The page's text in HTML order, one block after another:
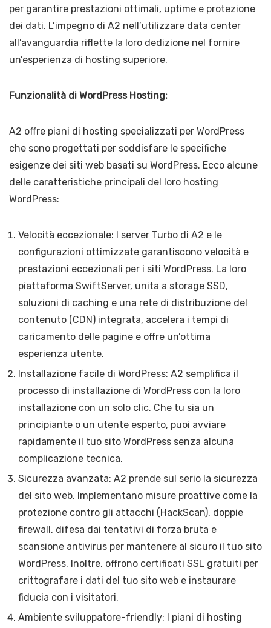
per garantire prestazioni ottimali, uptime e protezione
dei dati. L’impegno di A2 nell’utilizzare data center
all’avanguardia riflette la loro dedizione nel fornire
un’esperienza di hosting superiore.
Funzionalità di WordPress Hosting:
A2 offre piani di hosting specializzati per WordPress
che sono progettati per soddisfare le specifiche
esigenze dei siti web basati su WordPress. Ecco alcune
delle caratteristiche principali del loro hosting
WordPress:
Velocità eccezionale: I server Turbo di A2 e le
configurazioni ottimizzate garantiscono velocità e
prestazioni eccezionali per i siti WordPress. La loro
piattaforma SwiftServer, unita a storage SSD,
soluzioni di caching e una rete di distribuzione del
contenuto (CDN) integrata, accelera i tempi di
caricamento delle pagine e offre un’ottima
esperienza utente.
Installazione facile di WordPress: A2 semplifica il
processo di installazione di WordPress con la loro
installazione con un solo clic. Che tu sia un
principiante o un utente esperto, puoi avviare
rapidamente il tuo sito WordPress senza alcuna
complicazione tecnica.
Sicurezza avanzata: A2 prende sul serio la sicurezza
del sito web. Implementano misure proattive come la
protezione contro gli attacchi (HackScan), doppie
firewall, difesa dai tentativi di forza bruta e
scansione antivirus per mantenere al sicuro il tuo sito
WordPress. Inoltre, offrono certificati SSL gratuiti per
crittografare i dati del tuo sito web e instaurare
fiducia con i visitatori.
Ambiente sviluppatore-friendly: I piani di hosting